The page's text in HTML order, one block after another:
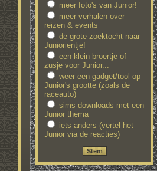
meer foto's van Junior!
meer verhalen over
reizen & events
de grote zoektocht naar
Juniorientje!
een klein broertje of
zusje voor Junior...
weer een gadget/tool op
Junior's grootte (zoals de
raceauto)
sims downloads met een
Junior thema
iets anders (vertel het
Junior via de reacties)